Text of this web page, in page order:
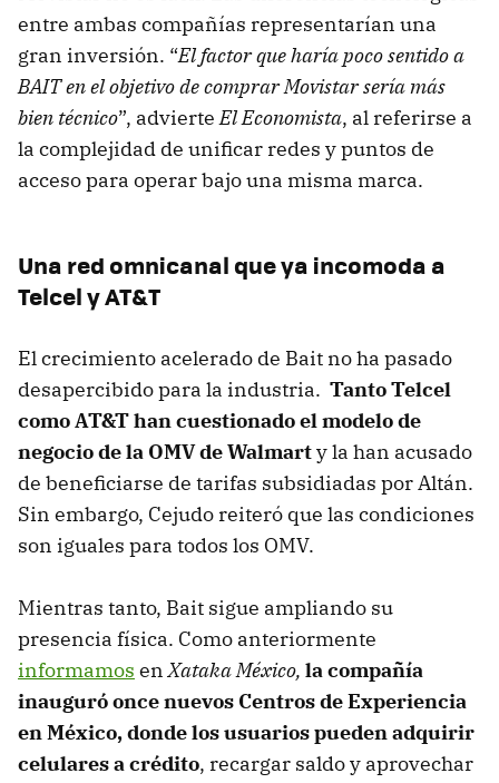
entre ambas compañías representarían una
gran inversión. “El factor que haría poco sentido a
BAIT en el objetivo de comprar Movistar sería más
bien técnico”, advierteEl Economista, al referirse a
la complejidad de unificar redes y puntos de
acceso para operar bajo una misma marca.
Una red omnicanal que ya incomoda a
Telcel y AT&T
El crecimiento acelerado de Bait no ha pasado
desapercibido para la industria. Tanto Telcel
como AT&T han cuestionado el modelo de
negocio de la OMV de Walmarty la han acusado
de beneficiarse de tarifas subsidiadas por Altán.
Sin embargo, Cejudo reiteró que las condiciones
son iguales para todos los OMV.
Mientras tanto, Bait sigue ampliando su
presencia física. Como anteriormente
informamos enXataka México, la compañía
inauguró once nuevos Centros de Experiencia
en México, donde los usuarios pueden adquirir
celulares a crédito, recargar saldo y aprovechar